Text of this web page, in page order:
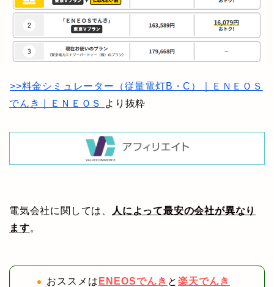
>>料金シミュレーター（従量電灯B・C）｜ＥＮＥＯＳ
でんき｜ＥＮＥＯＳ
より抜粋
電気会社に関しては、
人によって最安の会社が異なり
ます。
おススメは ENEOSでんき と 楽天でんき